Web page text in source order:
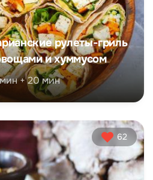
рулеты-гриль
и хуммусом
+ 20 мин
62